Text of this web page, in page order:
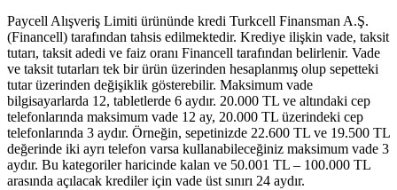
Paycell Alışveriş Limiti ürününde kredi Turkcell Finansman A.Ş.
(Financell) tarafından tahsis edilmektedir. Krediye ilişkin vade, taksit
tutarı, taksit adedi ve faiz oranı Financell tarafından belirlenir. Vade
ve taksit tutarları tek bir ürün üzerinden hesaplanmış olup sepetteki
tutar üzerinden değişiklik gösterebilir. Maksimum vade
bilgisayarlarda 12, tabletlerde 6 aydır. 20.000 TL ve altındaki cep
telefonlarında maksimum vade 12 ay, 20.000 TL üzerindeki cep
telefonlarında 3 aydır. Örneğin, sepetinizde 22.600 TL ve 19.500 TL
değerinde iki ayrı telefon varsa kullanabileceğiniz maksimum vade 3
aydır. Bu kategoriler haricinde kalan ve 50.001 TL – 100.000 TL
arasında açılacak krediler için vade üst sınırı 24 aydır.